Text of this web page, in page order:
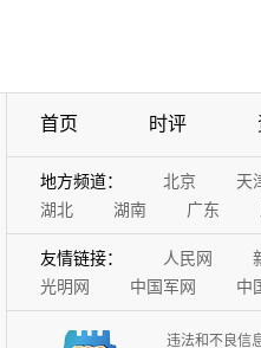
首页 时评
地方频道： 北京 天
湖北
湖南 广东
友情链接： 人民网
光明网
中国军网 中
违法和不良信